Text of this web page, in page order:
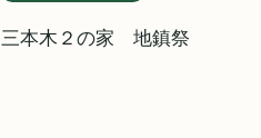
三本木２の家 地鎮祭